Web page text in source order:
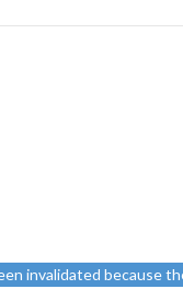
invalidated because